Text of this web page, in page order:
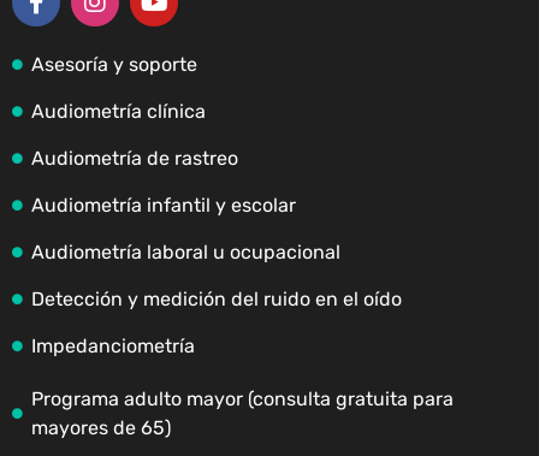
Asesoría y soporte
Audiometría clínica
Audiometría de rastreo
Audiometría infantil y escolar
Audiometría laboral u ocupacional
Detección y medición del ruido en el oído
Impedanciometría
Programa adulto mayor (consulta gratuita para
mayores de 65)